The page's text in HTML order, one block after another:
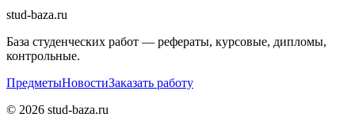
stud-baza.ru
База студенческих работ — рефераты, курсовые, дипломы,
контрольные.
ПредметыНовостиЗаказать работу
© 2026 stud-baza.ru